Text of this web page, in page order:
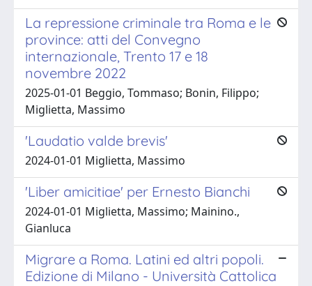
La repressione criminale tra Roma e le
province: atti del Convegno
internazionale, Trento 17 e 18
novembre 2022
2025-01-01 Beggio, Tommaso; Bonin, Filippo;
Miglietta, Massimo
'Laudatio valde brevis'
2024-01-01 Miglietta, Massimo
'Liber amicitiae' per Ernesto Bianchi
2024-01-01 Miglietta, Massimo; Mainino.,
Gianluca
Migrare a Roma. Latini ed altri popoli.
Edizione di Milano - Università Cattolica